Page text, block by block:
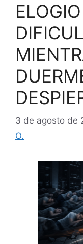
3 de agosto de
O.